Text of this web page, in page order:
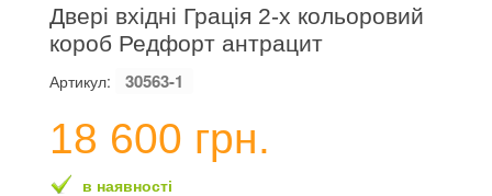
Двері вхідні Грація 2-х кольоровий
короб Редфорт антрацит
Артикул: 30563-1
18 600 грн.
в наявності